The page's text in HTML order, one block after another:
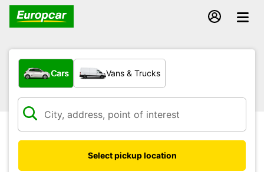
What type of vehicle?
Cars Vans & Trucks
Select pickup location